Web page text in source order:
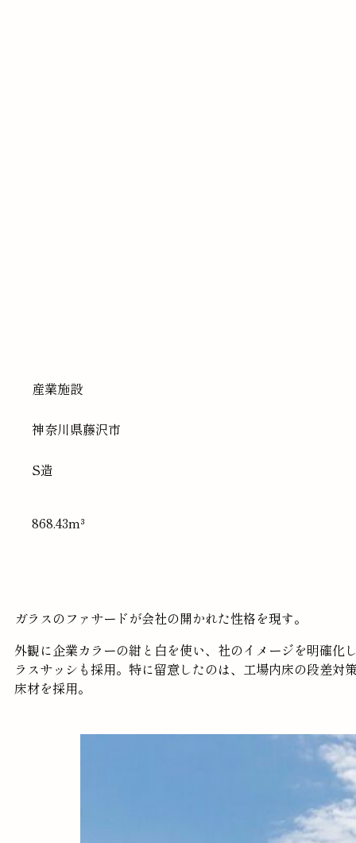
産業施設
神奈川県藤沢市
S造
868.43m³
ガラスのファサードが会社の開かれた性格を現す。
外観に企業カラーの紺と白を使い、社のイメージを明確
ラスサッシも採用。特に留意したのは、工場内床の段差
床材を採用。